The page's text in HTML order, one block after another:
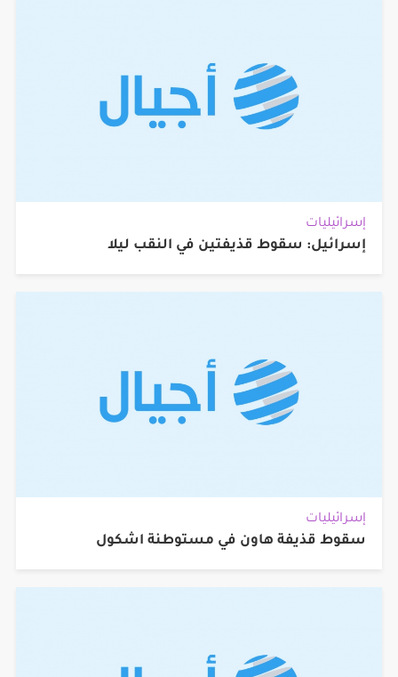
إسرائيليات
إسرائيل: سقوط قذيفتين في النقب ليلا
إسرائيليات
سقوط قذيفة هاون في مستوطنة اشكول